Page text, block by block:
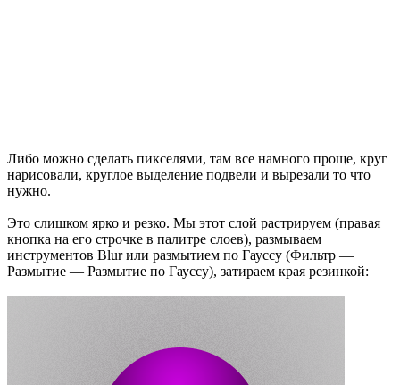
Либо можно сделать пикселями, там все намного проще, круг
нарисовали, круглое выделение подвели и вырезали то что
нужно.
Это слишком ярко и резко. Мы этот слой растрируем (правая
кнопка на его строчке в палитре слоев), размываем
инструментов Blur или размытием по Гауссу (Фильтр —
Размытие — Размытие по Гауссу), затираем края резинкой: